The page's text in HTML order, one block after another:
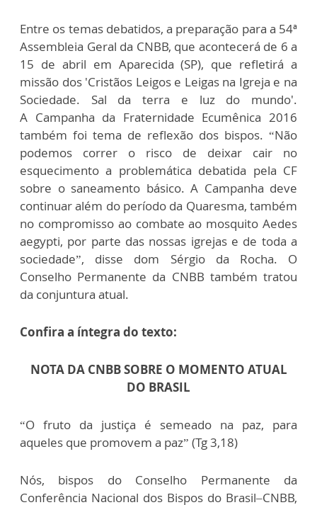
Entre os temas debatidos, a preparação para a 54ª
Assembleia Geral da CNBB, que acontecerá de 6 a
15 de abril em Aparecida (SP), que refletirá a
missão dos 'Cristãos Leigos e Leigas na Igreja e na
Sociedade. Sal da terra e luz do mundo'.
A Campanha da Fraternidade Ecumênica 2016
também foi tema de reflexão dos bispos. “Não
podemos correr o risco de deixar cair no
esquecimento a problemática debatida pela CF
sobre o saneamento básico. A Campanha deve
continuar além do período da Quaresma, também
no compromisso ao combate ao mosquito Aedes
aegypti, por parte das nossas igrejas e de toda a
sociedade”, disse dom Sérgio da Rocha. O
Conselho Permanente da CNBB também tratou
da conjuntura atual.
Confira a íntegra do texto:
NOTA DA CNBB SOBRE O MOMENTO ATUAL
DO BRASIL
“O fruto da justiça é semeado na paz, para
aqueles que promovem a paz” (Tg 3,18)
Nós, bispos do Conselho Permanente da
Conferência Nacional dos Bispos do Brasil–CNBB,